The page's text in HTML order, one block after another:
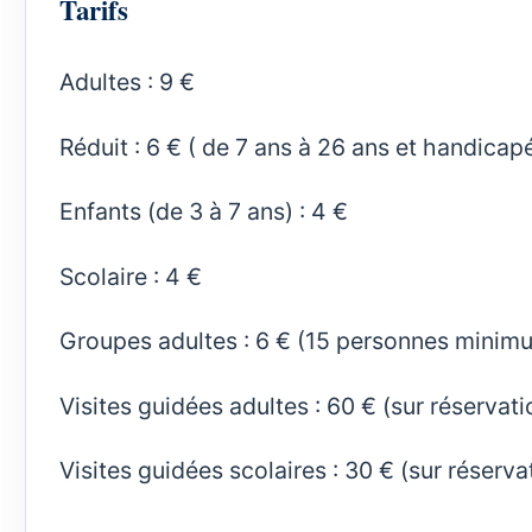
Tarifs
Adultes : 9 €
Réduit : 6 € ( de 7 ans à 26 ans et
Enfants (de 3 à 7 ans) : 4 €
Scolaire : 4 €
Groupes adultes : 6 € (15 personnes
Visites guidées adultes : 60 € (sur
Visites guidées scolaires : 30 € (sur